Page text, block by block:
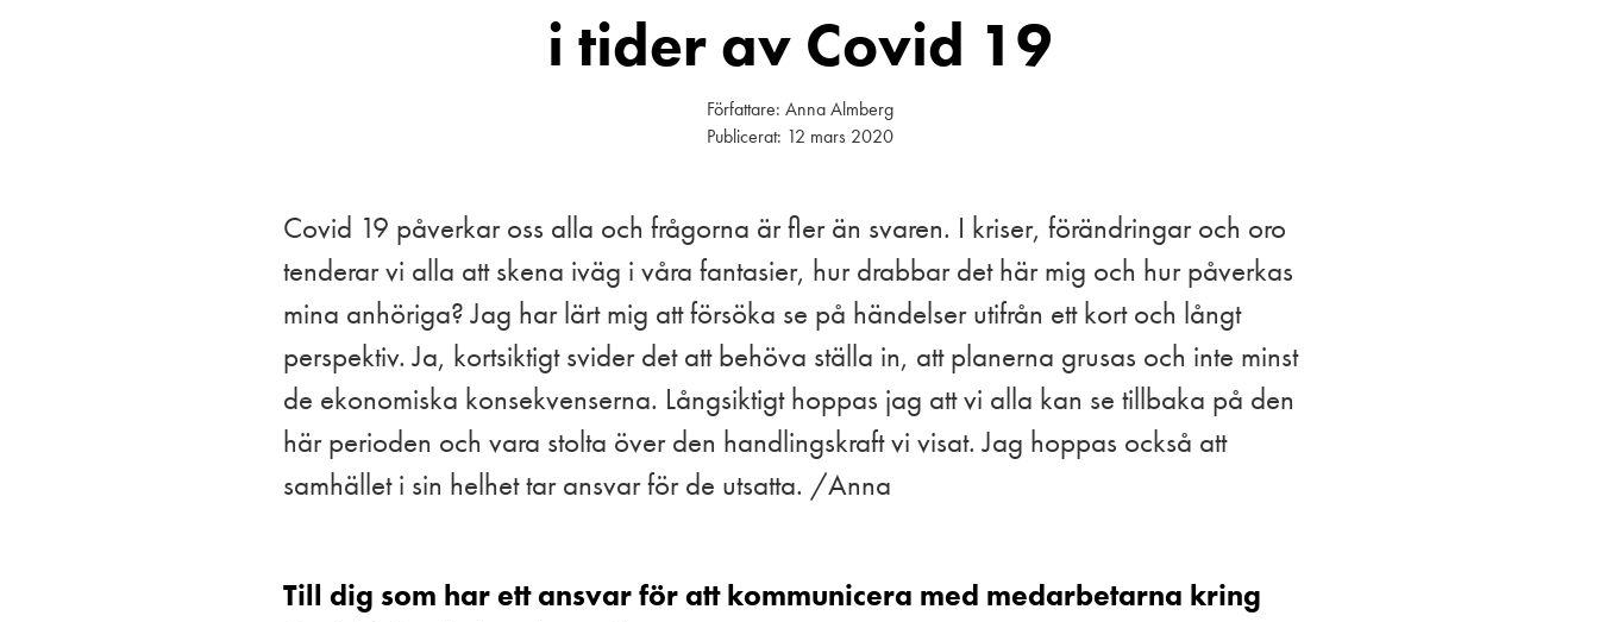
i tider av Covid 19
Författare: Anna Almberg
Publicerat: 12 mars 2020
Covid 19 påverkar oss alla och frågorna är fler än svaren. I kriser, förändringar och oro
tenderar vi alla att skena iväg i våra fantasier, hur drabbar det här mig och hur påverkas
mina anhöriga? Jag har lärt mig att försöka se på händelser utifrån ett kort och långt
perspektiv. Ja, kortsiktigt svider det att behöva ställa in, att planerna grusas och inte minst
de ekonomiska konsekvenserna. Långsiktigt hoppas jag att vi alla kan se tillbaka på den
här perioden och vara stolta över den handlingskraft vi visat. Jag hoppas också att
samhället i sin helhet tar ansvar för de utsatta. /Anna
Till dig som har ett ansvar för att kommunicera med medarbetarna kring